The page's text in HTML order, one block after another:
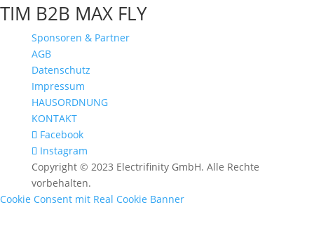
TIM B2B MAX FLY
Sponsoren & Partner
AGB
Datenschutz
Impressum
HAUSORDNUNG
KONTAKT
Facebook
Instagram
Copyright © 2023 Electrifinity GmbH. Alle Rechte
vorbehalten.
Cookie Consent mit Real Cookie Banner